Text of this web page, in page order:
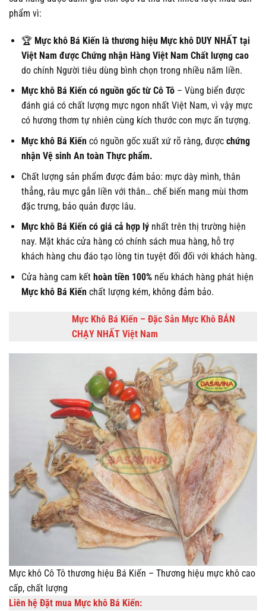
phẩm vì:
🏆 Mực khô Bá Kiến là thương hiệu Mực khô DUY NHẤT tại
Việt Nam được Chứng nhận Hàng Việt Nam Chất lượng cao
do chính Người tiêu dùng bình chọn trong nhiều năm liền.
Mực khô Bá Kiến có nguồn gốc từ Cô Tô– Vùng biển được
đánh giá có chất lượng mực ngon nhất Việt Nam, vì vậy mực
có hương thơm tự nhiên cùng kích thước con mực ấn tượng.
Mực khô Bá Kiến có nguồn gốc xuất xứ rõ ràng, được chứng
nhận Vệ sinh An toàn Thực phẩm.
Chất lượng sản phẩm được đảm bảo: mực dày mình, thân
thẳng, râu mực gắn liền với thân… chế biến mang mùi thơm
đặc trưng, bảo quản được lâu.
Mực khô Bá Kiến có giá cả hợp lýnhất trên thị trường hiện
nay. Mặt khác cửa hàng có chính sách mua hàng, hỗ trợ
khách hàng chu đáo tạo lòng tin tuyệt đối đối với khách hàng.
Cửa hàng cam kết hoàn tiền 100%nếu khách hàng phát hiện
Mực khô Bá Kiến chất lượng kém, không đảm bảo.
Mực Khô Bá Kiến – Đặc Sản Mực Khô BÁN
CHẠY NHẤT Việt Nam
Mực khô Cô Tô thương hiệu Bá Kiến – Thương hiệu mực khô cao
cấp, chất lượng
Liên hệ Đặt mua Mực khô Bá Kiến: